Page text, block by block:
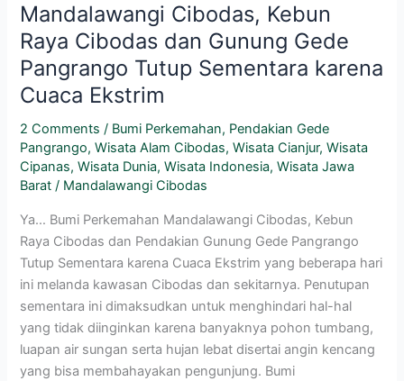
Mandalawangi Cibodas, Kebun
Raya Cibodas dan Gunung Gede
Pangrango Tutup Sementara karena
Cuaca Ekstrim
2 Comments / Bumi Perkemahan, Pendakian Gede
Pangrango,Wisata Alam Cibodas,Wisata Cianjur,Wisata
Cipanas,Wisata Dunia,Wisata Indonesia,Wisata Jawa
Barat / Mandalawangi Cibodas
Ya… Bumi Perkemahan Mandalawangi Cibodas, Kebun
Raya Cibodas dan Pendakian Gunung Gede Pangrango
Tutup Sementara karena Cuaca Ekstrim yang beberapa hari
ini melanda kawasan Cibodas dan sekitarnya. Penutupan
sementara ini dimaksudkan untuk menghindari hal-hal
yang tidak diinginkan karena banyaknya pohon tumbang,
luapan air sungan serta hujan lebat disertai angin kencang
yang bisa membahayakan pengunjung. Bumi